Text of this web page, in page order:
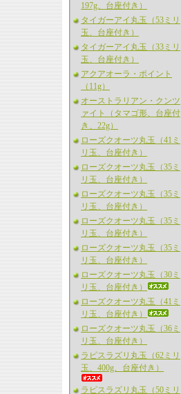
197g、台座付き）
タイガーアイ丸玉（53ミリ
玉、台座付き）
タイガーアイ丸玉（33ミリ
玉、台座付き）
アクアオーラ・ポイント
（11g）
オーストラリアン・クンツ
ァイト（タマゴ形、台座付
き、22g）
ローズクオーツ丸玉（41ミ
リ玉、台座付き）
ローズクオーツ丸玉（35ミ
リ玉、台座付き）
ローズクオーツ丸玉（35ミ
リ玉、台座付き）
ローズクオーツ丸玉（35ミ
リ玉、台座付き）
ローズクオーツ丸玉（35ミ
リ玉、台座付き）
ローズクオーツ丸玉（30ミ
リ玉、台座付き）
ローズクオーツ丸玉（41ミ
リ玉、台座付き）
ローズクオーツ丸玉（36ミ
リ玉、台座付き）
ラピスラズリ丸玉（62ミリ
玉、400g、台座付き）
ラピスラズリ丸玉（50ミリ